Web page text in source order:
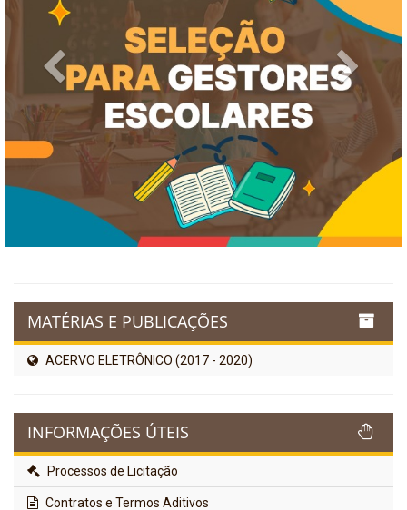
Previous Next
MATÉRIAS E PUBLICAÇÕES
ACERVO ELETRÔNICO (2017 - 2020)
INFORMAÇÕES ÚTEIS
Processos de Licitação
Contratos e Termos Aditivos